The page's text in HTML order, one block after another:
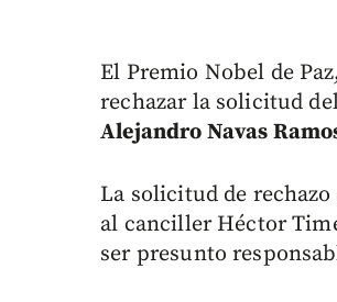
El Premio Nobel de
rechazar la solicitud
Alejandro Navas
La solicitud de
al canciller Héctor
ser presunto